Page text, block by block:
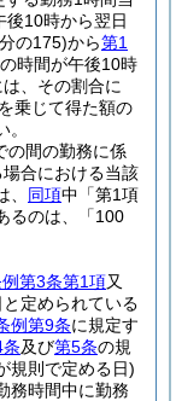
後10時から翌日
の175)から第1
時間が午後10時
、その割合に
乗じて得た額の
の間の勤務に係
合における当該
同項中「第1項
るのは、「100
第3条第1項又
定められている
例第9条に規定す
及び第5条の規
規則で定める日)
務時間中に勤務